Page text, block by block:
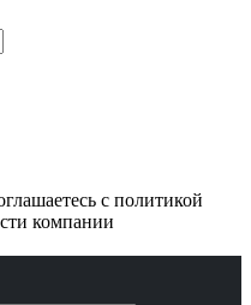
с политикой
компании